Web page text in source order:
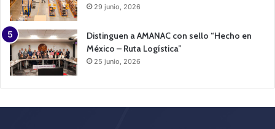
29 junio, 2026
Distinguen a AMANAC con sello “Hecho en
México – Ruta Logística”
25 junio, 2026